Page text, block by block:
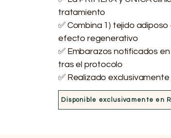
tratamiento
✅ Combina 1) tejido
efecto regenerativo
✅ Embarazos notificados
tras el protocolo
✅ Realizado
Disponible exclusivamente en